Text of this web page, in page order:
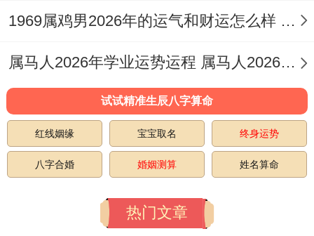
乐、土木工程，房地产咨询、品牌策划等，
土偏印利于钻研核心技术或建立独特文化体
系，在这些领域创业，更容易获得官方认可
与社会声誉。
2.规避金水过重行业
金属制造、机械加工，航运贸易、水产冷链
1969属鸡男2026年的运气和财运怎么样 1969年2月12日属鸡男运程
属马人2026年学业运势运程 属马人2026年运势运程
试试精准生辰八字算命
红线姻缘 宝宝取名 终身运势
八字合婚 婚姻测算 姓名算命
热门文章